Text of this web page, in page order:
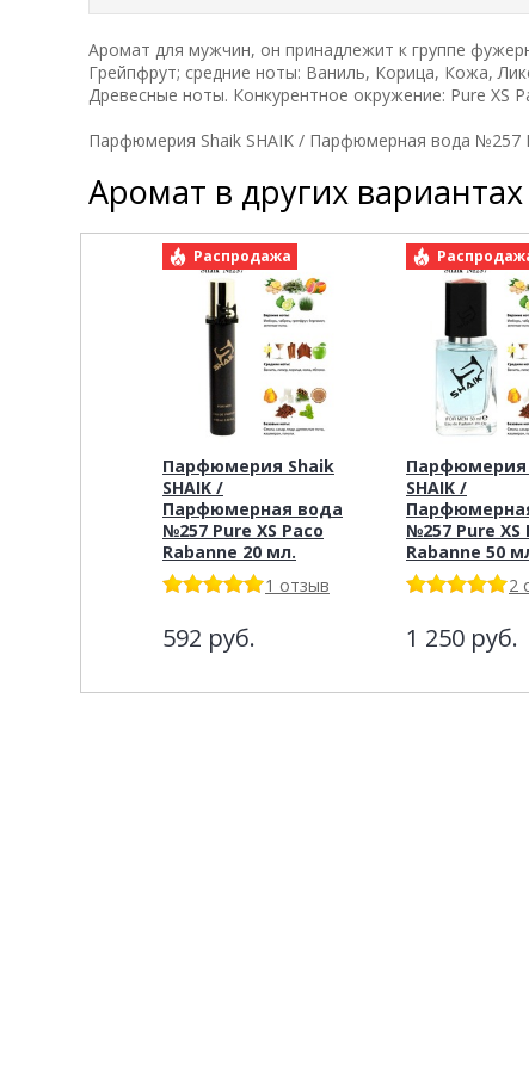
Аромат для мужчин, он принадлежит к группе
Грейпфрут; средние ноты: Ваниль, Корица, Кожа,
Древесные ноты. Конкурентное окружение: Pure XS
Парфюмерия Shaik SHAIK / Парфюмерная вода №257
Аромат в других
Распродажа
Парфюмерия Shaik
SHAIK /
Парфюмерная вода
№257 Pure XS Paco
Rabanne 20 мл.
1 отзыв
592 руб.
Парфюмерия
SHAIK /
№257 Pure XS
Rabanne 50
2
1 250 руб.